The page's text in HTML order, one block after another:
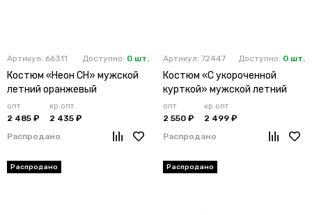
Артикул: 66311 Доступно: 0 шт.
Костюм «Неон CH» мужской
летний оранжевый
опт
2 485 ₽
кр.опт
2 435 ₽
Распродано
Артикул: 72447 Доступно: 0 шт.
Костюм «С укороченной
курткой» мужской летний
лимонный
опт
2 550 ₽
кр.опт
2 499 ₽
Распродано